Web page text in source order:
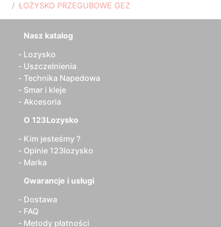
ŁOŻYSKO PRZEGUBOWE GEZ
Nasz katalog
Lozysko
Uszczelnienia
Technika Napedowa
Smar i kleje
Akcesoria
O 123Lozysko
Kim jesteśmy ?
Opinie 123lozysko
Marka
Gwarancje i usługi
Dostawa
FAQ
Metody płatności